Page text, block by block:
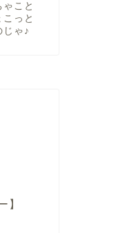
こと
っと
じゃ♪
】